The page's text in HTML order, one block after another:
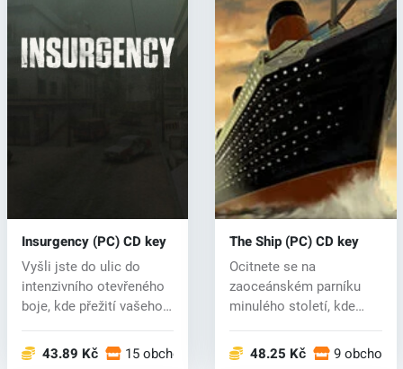
Insurgency (PC) CD key
Vyšli jste do ulic do
intenzivního otevřeného
boje, kde přežití vašeho
43.89 Kč 15 obchodech
The Ship (PC) CD key
Ocitnete se na
zaoceánském parníku
minulého století, kde
48.25 Kč 9